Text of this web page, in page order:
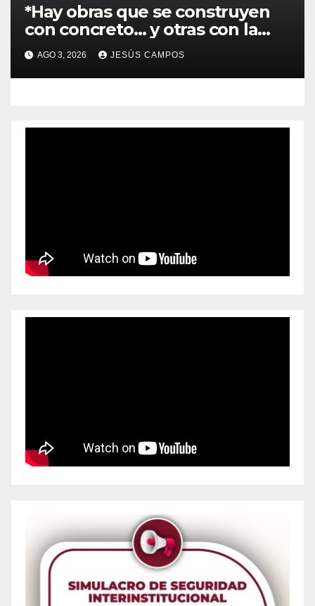
*Hay obras que se construyen
con concreto… y otras con la
convicción de brindar una
mejor atención a quienes más
lo necesitan.*
AGO 3, 2026 JESÚS CAMPOS